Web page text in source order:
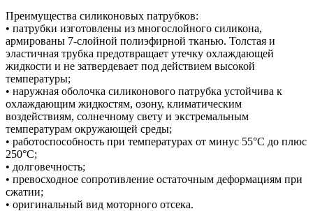
Преимущества силиконовых патрубков:
• патрубки изготовлены из многослойного силикона,
армированы 7-слойной полиэфирной тканью. Толстая и
эластичная трубка предотвращает утечку охлаждающей
жидкости и не затвердевает под действием высокой
температуры;
• наружная оболочка силиконового патрубка устойчива к
охлаждающим жидкостям, озону, климатическим
воздействиям, солнечному свету и экстремальным
температурам окружающей среды;
• работоспособность при температурах от минус 55°C до плюс
250°C;
• долговечность;
• превосходное сопротивление остаточным деформациям при
сжатии;
• оригинальный вид моторного отсека.